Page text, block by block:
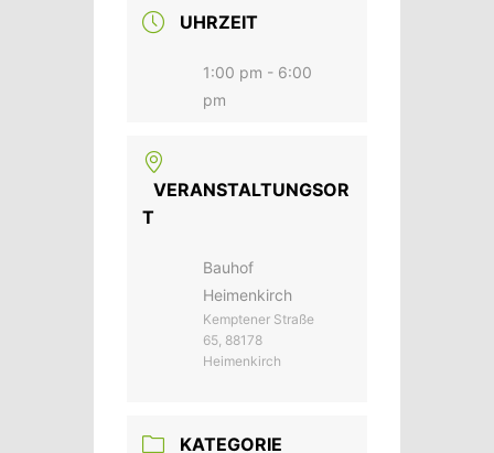
UHRZEIT
1:00 pm - 6:00
pm
VERANSTALTUNGSOR
T
Bauhof
Heimenkirch
Kemptener Straße
65, 88178
Heimenkirch
KATEGORIE